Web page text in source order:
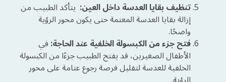
تنظيف بقايا العدسة داخل العين: يتأكد الطبيب من
إزالة بقايا العدسة المعتمة حتى يكون محور الرؤية
واضحًا.
فتح جزء من الكبسولة الخلفية عند الحاجة:في
الأطفال الصغيرين، قد يفتح الطبيب جزءًا من الكبسولة
الخلفية للعدسة لتقليل فرصة رجوع عتامة على محور